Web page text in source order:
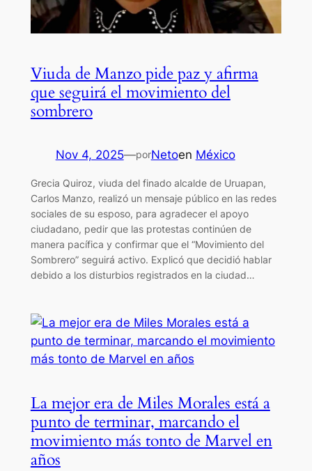
Viuda de Manzo pide paz y afirma
que seguirá el movimiento del
sombrero
Nov 4, 2025—porNetoen México
Grecia Quiroz, viuda del finado alcalde de Uruapan,
Carlos Manzo, realizó un mensaje público en las redes
sociales de su esposo, para agradecer el apoyo
ciudadano, pedir que las protestas continúen de
manera pacífica y confirmar que el “Movimiento del
Sombrero” seguirá activo. Explicó que decidió hablar
debido a los disturbios registrados en la ciudad…
La mejor era de Miles Morales está a
punto de terminar, marcando el
movimiento más tonto de Marvel en
años